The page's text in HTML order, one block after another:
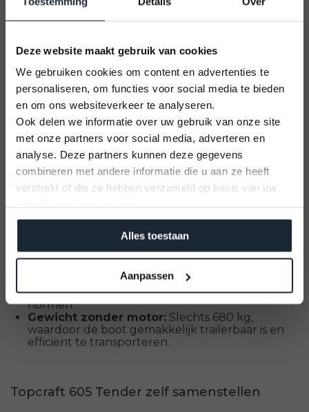
Deze website maakt gebruik van cookies
We gebruiken cookies om content en advertenties te
personaliseren, om functies voor social media te bieden
en om ons websiteverkeer te analyseren.
Ook delen we informatie over uw gebruik van onze site
met onze partners voor social media, adverteren en
analyse. Deze partners kunnen deze gegevens
combineren met andere informatie die u aan ze heeft
verstrekt of die ze hebben verzameld op basis van uw
Alles toestaan
Aanpassen
U kunt alleen nog plekken reserveren op
12 September 2026
Vaarbewijs cursus
Kom alles leren voor je vaaravontuur!
Meld je aan
De Topcraft 605 heeft een standaarduitrusting
waar je u tegen zegt. De volgende specificaties
zijn standaard bij deze Tender:
Afmetingen:Met een lengte van 6,05 meter en
een breedte van 2,45 meter biedt de Topcraft
605 Tender een ruime indeling zonder in te
leveren op wendbaarheid.
Maximaal motorvermogen:Geschikt voor
vermogen hebt voor zowel ontspannen cruises
als sportief varen.
Vervaardigd uit hoogwaardig
polyester voor duurzaamheid en minimale
C-gecertificeerd, wat staat voor
veiligheid en kwaliteit conform Europese
normen.
Gewicht zonder motor: Slechts 680 kg,
waardoor de boot gemakkelijk trailerbaar is en
efficiënt te transporteren.
Topcraft 605 Tender zelf samenstellen